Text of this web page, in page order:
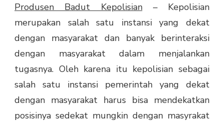
KEPOLISIAN
Produsen Badut Kepolisian– Kepolisian
merupakan salah satu instansi yang dekat
dengan masyarakat dan banyak berinteraksi
dengan masyarakat dalam menjalankan
tugasnya. Oleh karena itu kepolisian sebagai
salah satu instansi pemerintah yang dekat
dengan masyarakat harus bisa mendekatkan
posisinya sedekat mungkin dengan masyrakat